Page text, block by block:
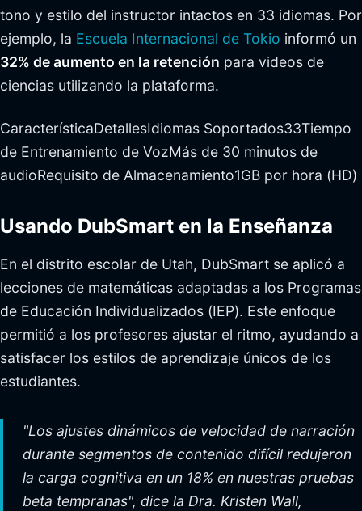
tono y estilo del instructor intactos en 33 idiomas. Por
ejemplo, la Escuela Internacional de Tokio informó un
32% de aumento en la retención para videos de
ciencias utilizando la plataforma.
CaracterísticaDetallesIdiomas Soportados33Tiempo
de Entrenamiento de VozMás de 30 minutos de
audioRequisito de Almacenamiento1GB por hora (HD)
Usando DubSmart en la Enseñanza
En el distrito escolar de Utah, DubSmart se aplicó a
lecciones de matemáticas adaptadas a los Programas
de Educación Individualizados (IEP). Este enfoque
permitió a los profesores ajustar el ritmo, ayudando a
satisfacer los estilos de aprendizaje únicos de los
estudiantes.
"Los ajustes dinámicos de velocidad de narración
durante segmentos de contenido difícil redujeron
la carga cognitiva en un 18% en nuestras pruebas
beta tempranas", dice la Dra. Kristen Wall,